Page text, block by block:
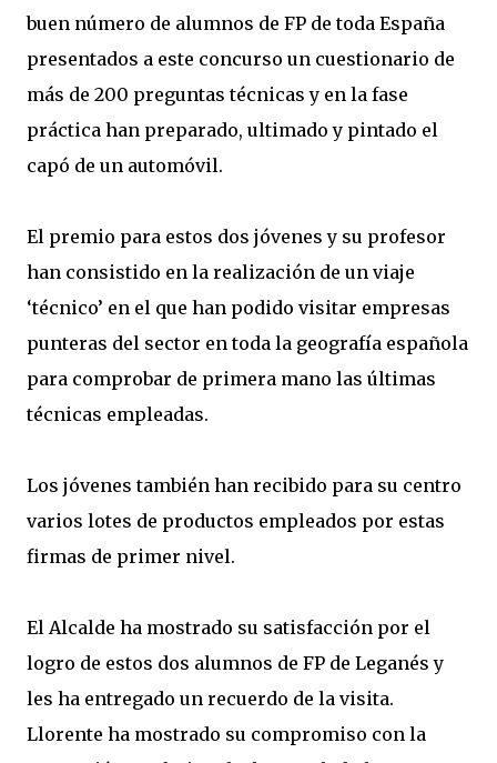
buen número de alumnos de FP de toda España
presentados a este concurso un cuestionario de
más de 200 preguntas técnicas y en la fase
práctica han preparado, ultimado y pintado el
capó de un automóvil.
El premio para estos dos jóvenes y su profesor
han consistido en la realización de un viaje
‘técnico’ en el que han podido visitar empresas
punteras del sector en toda la geografía española
para comprobar de primera mano las últimas
técnicas empleadas.
Los jóvenes también han recibido para su centro
varios lotes de productos empleados por estas
firmas de primer nivel.
El Alcalde ha mostrado su satisfacción por el
logro de estos dos alumnos de FP de Leganés y
les ha entregado un recuerdo de la visita.
Llorente ha mostrado su compromiso con la